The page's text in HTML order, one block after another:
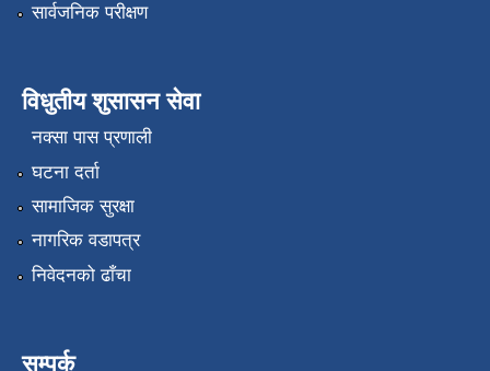
सार्वजनिक परीक्षण
विधुतीय शुसासन सेवा
नक्सा पास प्रणाली
घटना दर्ता
सामाजिक सुरक्षा
नागरिक वडापत्र
निवेदनको ढाँचा
सम्पर्क